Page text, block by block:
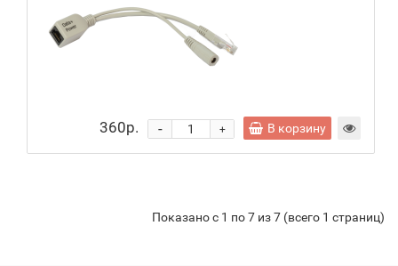
360р. +
- В корзину
Показано с 1 по 7 из 7 (всего 1 страниц)